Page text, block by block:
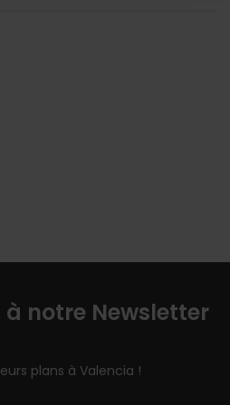
notre Newsletter
plans à Valencia !